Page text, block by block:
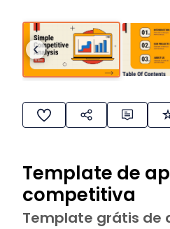
Template de
competitiva
Template grátis de